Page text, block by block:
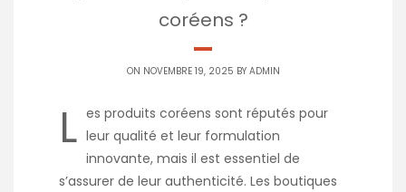
coréens ?
ON NOVEMBRE 19, 2025 BY ADMIN
L es produits coréens sont réputés pour
leur qualité et leur formulation
innovante, mais il est essentiel de
s’assurer de leur authenticité. Les boutiques